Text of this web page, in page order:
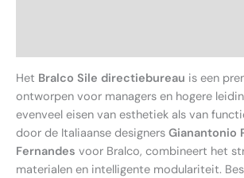
Het Bralco Sile directiebureau is een
ontworpen voor managers en hogere
evenveel eisen van esthetiek als van
door de Italiaanse designers Gianantonio
Fernandes voor Bralco, combineert het
materialen en intelligente modulariteit.